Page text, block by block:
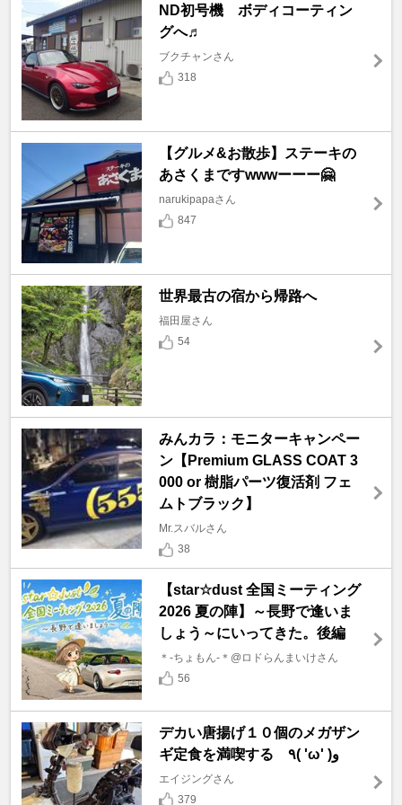
ND初号機 ボディコーティン
グへ♬
ブクチャンさん
318
【グルメ&お散歩】ステーキの
あさくまですwwwーーー🤗
narukipapaさん
847
世界最古の宿から帰路へ
福田屋さん
54
みんカラ：モニターキャンペー
ン【Premium GLASS COAT 3
000 or 樹脂パーツ復活剤 フェ
ムトブラック】
Mr.スバルさん
38
【star☆dust 全国ミーティング
2026 夏の陣】～長野で逢いま
しょう～にいってきた。後編
＊-ちょもん-＊@ロドらんまいけさん
56
デカい唐揚げ１０個のメガザン
ギ定食を満喫する ٩( 'ω' )و
エイジングさん
379